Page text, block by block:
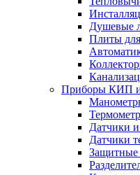
Душевые
Плиты
Приборы КИП и
Датчики и
Датчики
Защитные